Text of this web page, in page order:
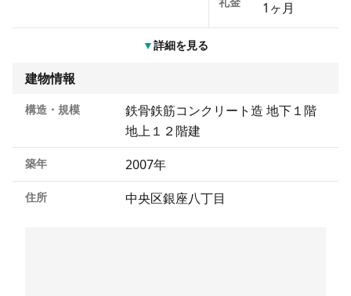
1ヶ月
▼詳細を見る
建物情報
構造・規模
鉄骨鉄筋コンクリート造 地下１階
地上１２階建
築年 2007年
住所 中央区銀座八丁目